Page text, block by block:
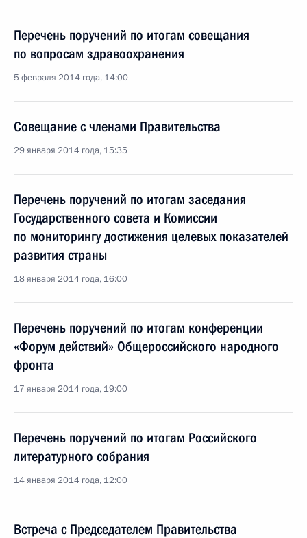
Перечень поручений по итогам совещания
по вопросам здравоохранения
5 февраля 2014 года, 14:00
Совещание с членами Правительства
29 января 2014 года, 15:35
Перечень поручений по итогам заседания
Государственного совета и Комиссии
по мониторингу достижения целевых показателей
развития страны
18 января 2014 года, 16:00
Перечень поручений по итогам конференции
«Форум действий» Общероссийского народного
фронта
17 января 2014 года, 19:00
Перечень поручений по итогам Российского
литературного собрания
14 января 2014 года, 12:00
Встреча с Председателем Правительства